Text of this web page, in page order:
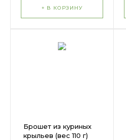
+ В КОРЗИНУ
Брошет из куриных
крыльев (вес 110 г)